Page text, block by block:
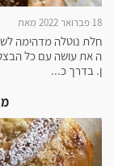
18 פברואר 2022 מאת
חלת נוטלה מדהימה
ן. בדרך כ...